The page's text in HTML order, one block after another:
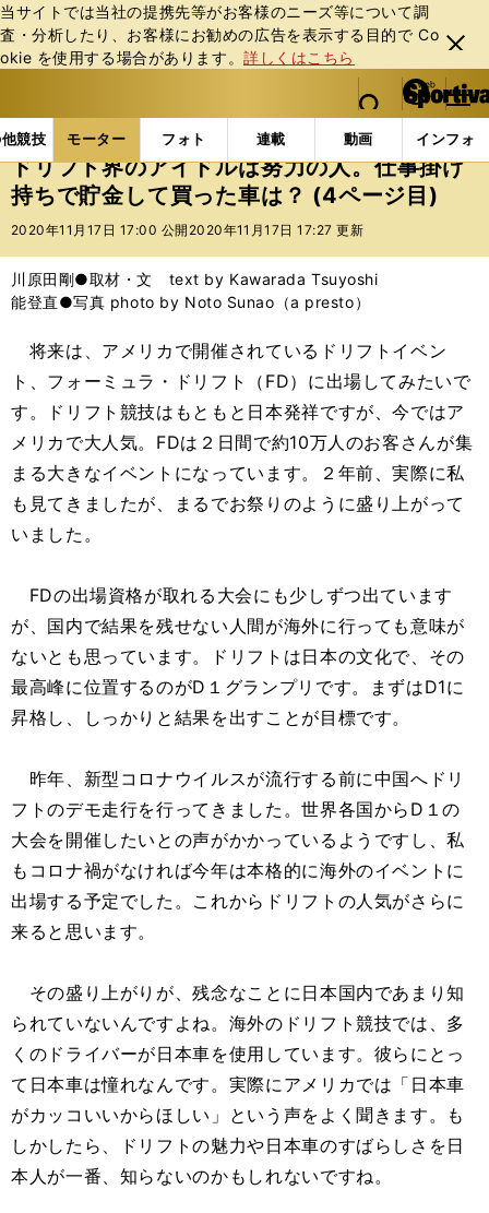
当サイトでは当社の提携先等がお客様のニーズ等について調
査・分析したり、お客様にお勧めの広告を表⽰する⽬的で Co
okie を使⽤する場合があります。詳しくはこちら
閉じ
る
web Sportiva (webスポルティーバ)
検索
マイペ
ー
ジ
メニュ
競技 モーター フォト 連載 動画 インフォ
b
ス
ポ
ル
バ
モーターの記事一覧 モーター その他 ドリフト
ドリフト界のアイドルは努力の人。仕事掛け
持ちで貯金して買った車は？ (4ページ目)
2020年11月17日 17:00 公開 2020年11月17日 17:27 更新
川原田剛●取材・文 text by Kawarada Tsuyoshi
能登直●写真 photo by Noto Sunao（a presto）
将来は、アメリカで開催されているドリフトイベン
ト、フォーミュラ・ドリフト（FD）に出場してみたいで
す。ドリフト競技はもともと日本発祥ですが、今ではア
メリカで大人気。FDは２日間で約10万人のお客さんが集
まる大きなイベントになっています。２年前、実際に私
も見てきましたが、まるでお祭りのように盛り上がって
いました。
FDの出場資格が取れる大会にも少しずつ出ています
が、国内で結果を残せない人間が海外に行っても意味が
ないとも思っています。ドリフトは日本の文化で、その
最高峰に位置するのがD１グランプリです。まずはD1に
昇格し、しっかりと結果を出すことが目標です。
昨年、新型コロナウイルスが流行する前に中国へドリ
フトのデモ走行を行ってきました。世界各国からD１の
大会を開催したいとの声がかかっているようですし、私
もコロナ禍がなければ今年は本格的に海外のイベントに
出場する予定でした。これからドリフトの人気がさらに
来ると思います。
その盛り上がりが、残念なことに日本国内であまり知
られていないんですよね。海外のドリフト競技では、多
くのドライバーが日本車を使用しています。彼らにとっ
て日本車は憧れなんです。実際にアメリカでは「日本車
がカッコいいからほしい」という声をよく聞きます。も
しかしたら、ドリフトの魅力や日本車のすばらしさを日
本人が一番、知らないのかもしれないですね。